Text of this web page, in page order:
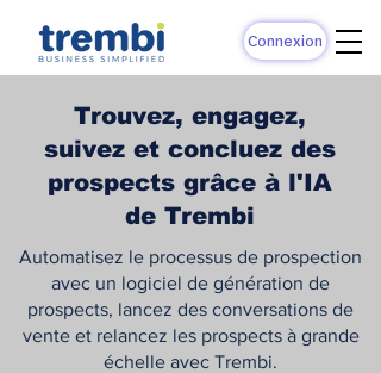
Connexion
Trouvez, engagez,
suivez et concluez des
prospects grâce à l'IA
de Trembi
Automatisez le processus de prospection
avec un logiciel de génération de
prospects, lancez des conversations de
vente et relancez les prospects à grande
échelle avec Trembi.